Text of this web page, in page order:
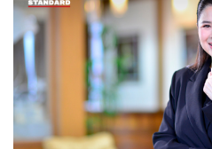
ได้แก่ เศรษฐกิจดิจิทัล เศรษฐกิจ
คุ้มครองผู้บริโภค ความเชื่อมโย
การส่งเสริม MSMEs ซึ่งจะช่วย
ต้นทุนทางธุรกิจ และสร้างโอกา
เพิ่มมูลค่าสินค้าและขยายโอกาส
ได้มากขึ้น